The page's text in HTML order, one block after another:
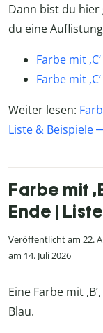
Dann bist du
du eine
Farbe mit
Farbe mit
Weiter lesen:
Liste & Beispiele
Farbe mit
Ende |
Veröffentlicht am 22.
am 14. Juli 2026
Eine Farbe mit
Blau.